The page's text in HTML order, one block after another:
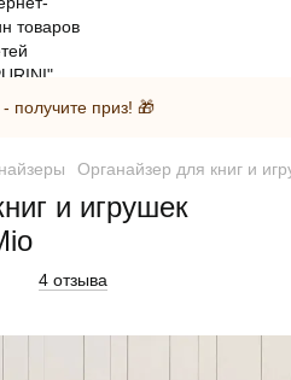
получите приз! 🎁
Органайзер для книг и
и игрушек
4 отзыва